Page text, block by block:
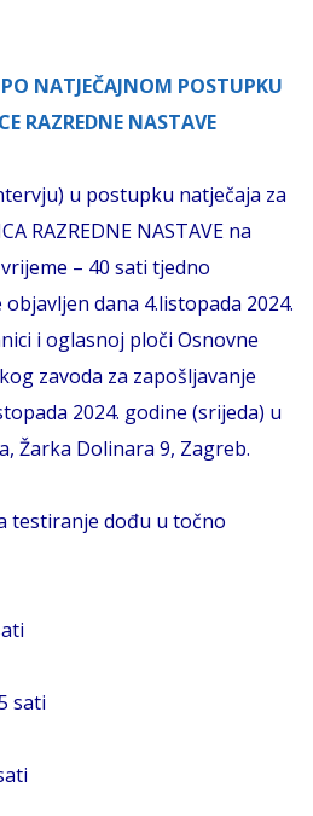
NATJEČAJNOM POSTUPKU
RAZREDNE NASTAVE
u postupku natječaja za
RAZREDNE NASTAVE na
– 40 sati tjedno
objavljen dana 4.listopada 2024.
i oglasnoj ploči Osnovne
zavoda za zapošljavanje
2024. godine (srijeda) u
Žarka Dolinara 9, Zagreb.
testiranje dođu u točno
sati